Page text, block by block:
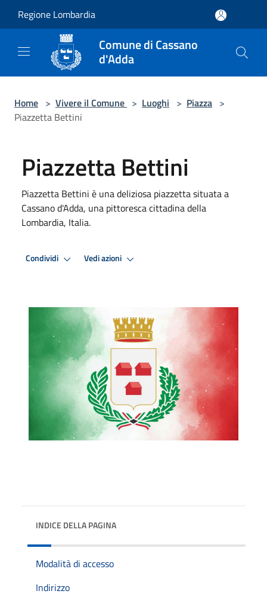
Regione Lombardia
Comune di Cassano
d'Adda
Home > Vivere il Comune > Luoghi > Piazza >
Piazzetta Bettini
Piazzetta Bettini
Piazzetta Bettini è una deliziosa piazzetta situata a
Cassano d'Adda, una pittoresca cittadina della
Lombardia, Italia.
Condividi Vedi azioni
INDICE DELLA PAGINA
Modalità di accesso
Indirizzo